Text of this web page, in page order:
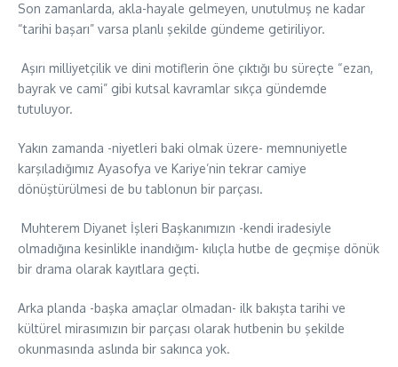
Son zamanlarda, akla-hayale gelmeyen, unutulmuş ne kadar
“tarihi başarı” varsa planlı şekilde gündeme getiriliyor.
Aşırı milliyetçilik ve dini motiflerin öne çıktığı bu süreçte “ezan,
bayrak ve cami” gibi kutsal kavramlar sıkça gündemde
tutuluyor.
Yakın zamanda -niyetleri baki olmak üzere- memnuniyetle
karşıladığımız Ayasofya ve Kariye’nin tekrar camiye
dönüştürülmesi de bu tablonun bir parçası.
Muhterem Diyanet İşleri Başkanımızın -kendi iradesiyle
olmadığına kesinlikle inandığım- kılıçla hutbe de geçmişe dönük
bir drama olarak kayıtlara geçti.
Arka planda -başka amaçlar olmadan- ilk bakışta tarihi ve
kültürel mirasımızın bir parçası olarak hutbenin bu şekilde
okunmasında aslında bir sakınca yok.